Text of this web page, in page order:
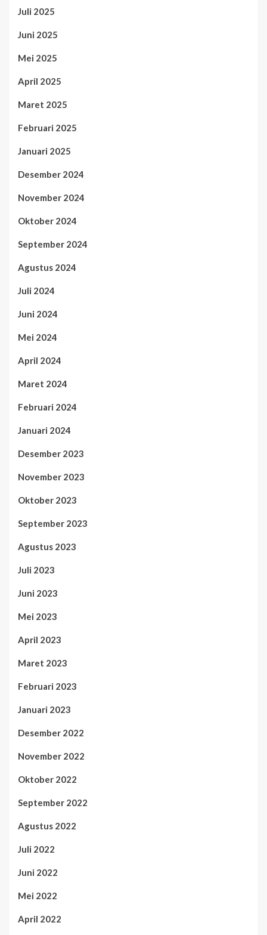
Juli 2025
Juni 2025
Mei 2025
April 2025
Maret 2025
Februari 2025
Januari 2025
Desember 2024
November 2024
Oktober 2024
September 2024
Agustus 2024
Juli 2024
Juni 2024
Mei 2024
April 2024
Maret 2024
Februari 2024
Januari 2024
Desember 2023
November 2023
Oktober 2023
September 2023
Agustus 2023
Juli 2023
Juni 2023
Mei 2023
April 2023
Maret 2023
Februari 2023
Januari 2023
Desember 2022
November 2022
Oktober 2022
September 2022
Agustus 2022
Juli 2022
Juni 2022
Mei 2022
April 2022